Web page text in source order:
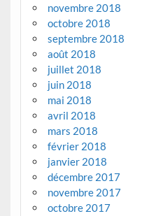
novembre 2018
octobre 2018
septembre 2018
août 2018
juillet 2018
juin 2018
mai 2018
avril 2018
mars 2018
février 2018
janvier 2018
décembre 2017
novembre 2017
octobre 2017